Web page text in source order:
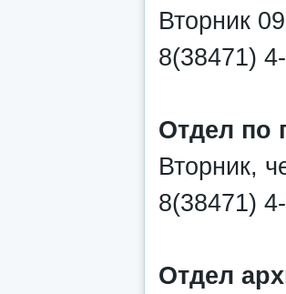
Вторник
8(38471)
Отдел по
Вторник,
8(38471)
Отдел